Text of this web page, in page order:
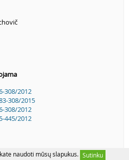
naudoti mūsų slapukus. Sutinku
308/2012
308/2015
308/2012
445/2012